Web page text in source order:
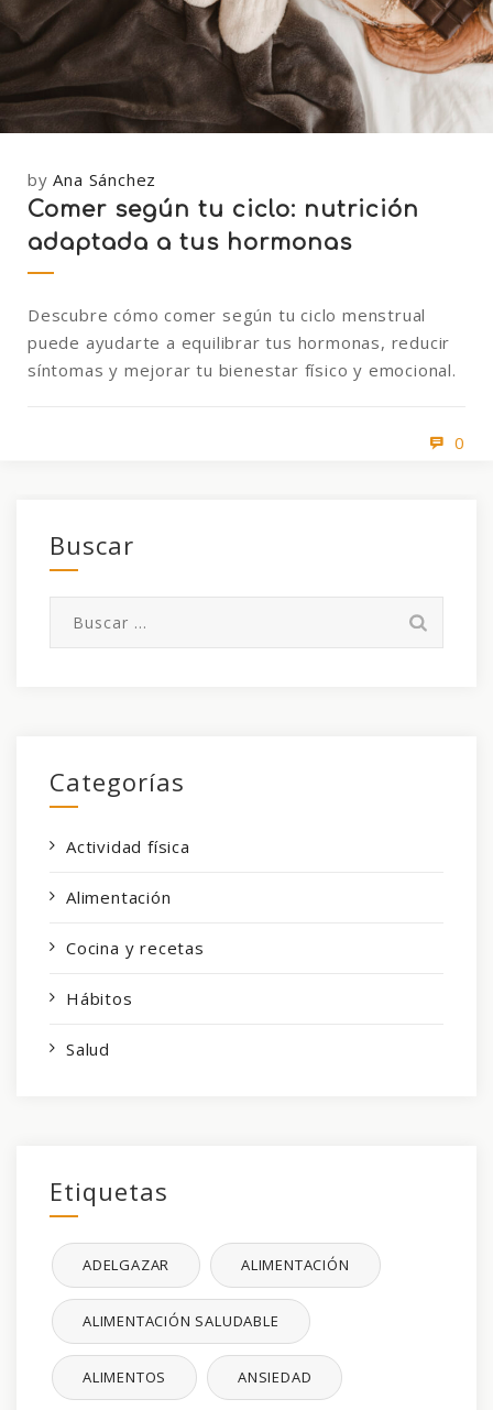
byAna Sánchez
Comer según tu ciclo: nutrición
adaptada a tus hormonas
Descubre cómo comer según tu ciclo menstrual
puede ayudarte a equilibrar tus hormonas, reducir
síntomas y mejorar tu bienestar físico y emocional.
0
Buscar
Categorías
Actividad física
Alimentación
Cocina y recetas
Hábitos
Salud
Etiquetas
ADELGAZAR ALIMENTACIÓN
ALIMENTACIÓN SALUDABLE
ALIMENTOS ANSIEDAD